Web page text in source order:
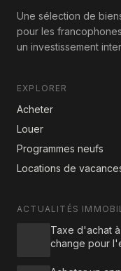
Une sélection de
pour les
un investissement
EXPLORER
Acheter
Louer
Programmes neufs
Locations de
ACTUALITÉS
Taxe d'achat
change pour